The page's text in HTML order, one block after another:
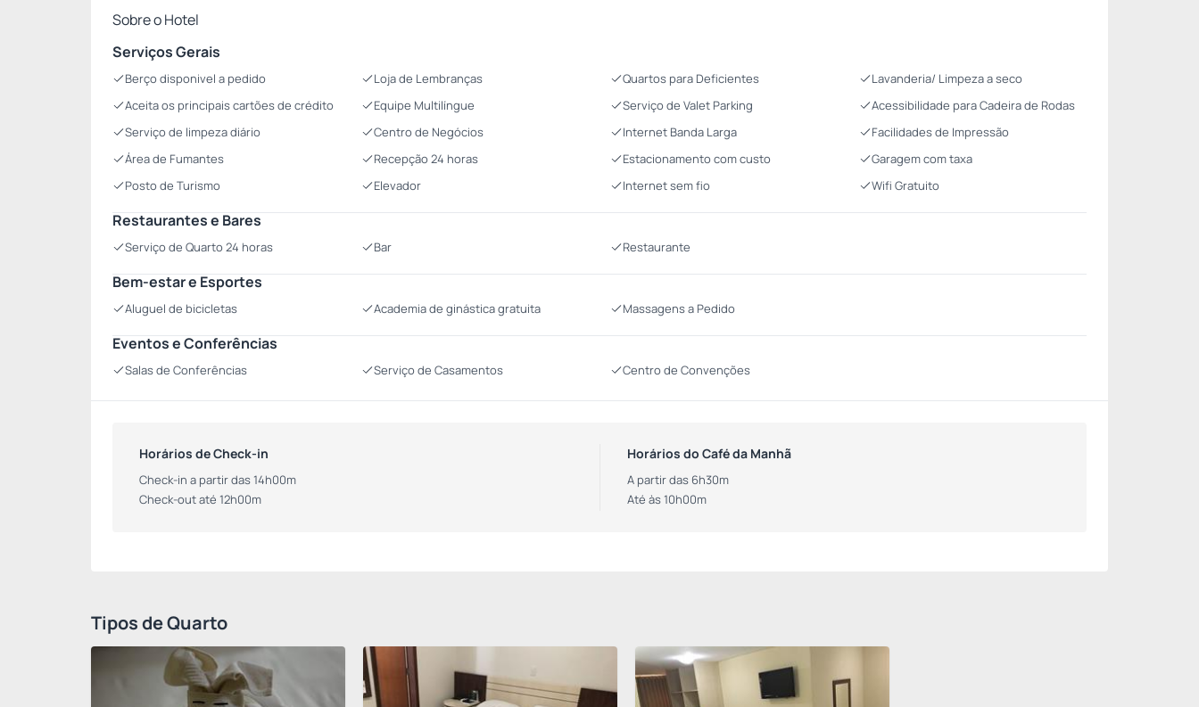
Sobre o Hotel
Serviços Gerais
Berço disponivel a pedido Loja de Lembranças Quartos para Deficientes
Lavanderia/ Limpeza a seco
Aceita os principais cartões de crédito
Equipe Multilíngue Serviço de Valet Parking
Acessibilidade para Cadeira de Rodas
Serviço de limpeza diário
Centro de Negócios Internet Banda Larga
Facilidades de Impressão
Área de Fumantes
Recepção 24 horas Estacionamento com custo
Garagem com taxa
Posto de Turismo
Elevador Internet sem fio Wifi Gratuito
Restaurantes e Bares
Serviço de Quarto 24 horas Bar Restaurante
Bem-estar e Esportes
Aluguel de bicicletas Academia de ginástica gratuita Massagens a Pedido
Eventos e Conferências
Salas de Conferências Serviço de Casamentos Centro de Convenções
Horários de Check-in
Check-in a partir das 14h00m
Check-out até 12h00m
Horários do Café da Manhã
A partir das 6h30m
Até às 10h00m
Tipos de Quarto